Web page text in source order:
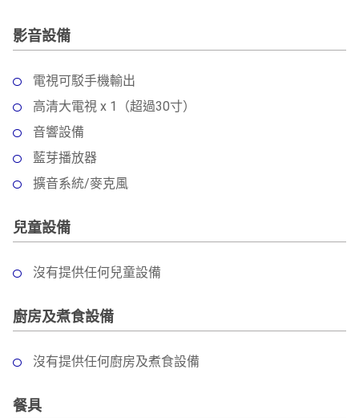
影音設備
電視可駁手機輸出
高清大電視 x 1（超過30寸）
音響設備
藍芽播放器
擴音系統/麥克風
兒童設備
沒有提供任何兒童設備
廚房及煮食設備
沒有提供任何廚房及煮食設備
餐具